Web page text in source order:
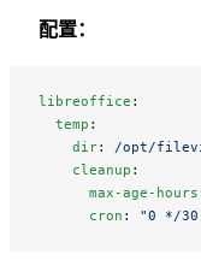
配置：
libreoffice :
  temp
:
    dir
: /opt/
    cleanup
:
      max-age-hours
      cron
: "0 */